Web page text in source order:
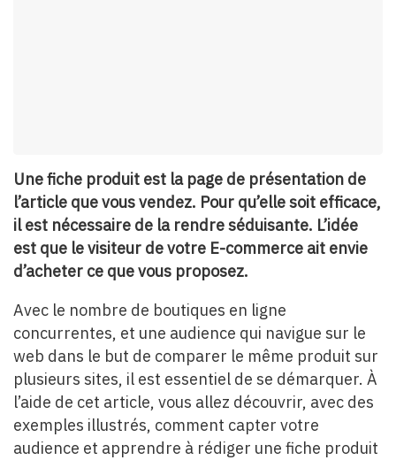
Une fiche produit est la page de présentation de
l’article que vous vendez. Pour qu’elle soit efficace,
il est nécessaire de la rendre séduisante. L’idée
est que le visiteur de votre E-commerce ait envie
d’acheter ce que vous proposez.
Avec le nombre de boutiques en ligne
concurrentes, et une audience qui navigue sur le
web dans le but de comparer le même produit sur
plusieurs sites, il est essentiel de se démarquer. À
l’aide de cet article, vous allez découvrir, avec des
exemples illustrés, comment capter votre
audience et apprendre à rédiger une fiche produit